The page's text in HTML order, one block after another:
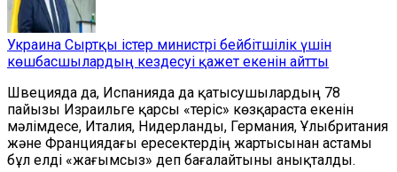
Украина Сыртқы істер министрі бейбітшілік үшін
көшбасшылардың кездесуі қажет екенін айтты
Швецияда да, Испанияда да қатысушылардың 78
пайызы Израильге қарсы «теріс» көзқараста екенін
мәлімдесе, Италия, Нидерланды, Германия, Ұлыбритания
және Франциядағы ересектердің жартысынан астамы
бұл елді «жағымсыз» деп бағалайтыны анықталды.